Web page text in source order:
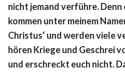
nicht jemand verführe. Denn
kommen unter meinem
Christus‘ und werden viele
hören Kriege und Geschrei
und erschreckt euch nicht.